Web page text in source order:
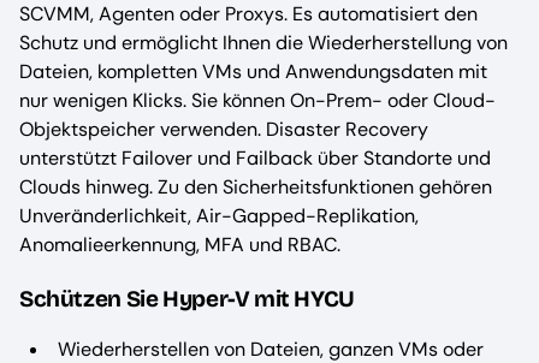
SCVMM, Agenten oder Proxys. Es automatisiert den
Schutz und ermöglicht Ihnen die Wiederherstellung von
Dateien, kompletten VMs und Anwendungsdaten mit
nur wenigen Klicks. Sie können On-Prem- oder Cloud-
Objektspeicher verwenden. Disaster Recovery
unterstützt Failover und Failback über Standorte und
Clouds hinweg. Zu den Sicherheitsfunktionen gehören
Unveränderlichkeit, Air-Gapped-Replikation,
Anomalieerkennung, MFA und RBAC.
Schützen Sie Hyper-V mit HYCU
Wiederherstellen von Dateien, ganzen VMs oder